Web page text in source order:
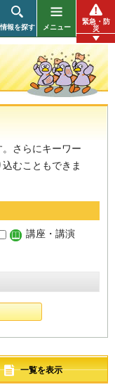
情報を探す メニュー
緊急・防
災
さらにキーワー
むこともできま
講座・講演
一覧を表示